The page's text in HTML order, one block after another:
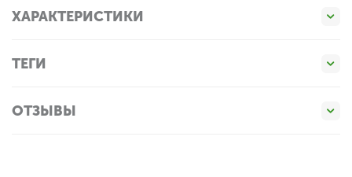
ХАРАКТЕРИСТИКИ
ТЕГИ
ОТЗЫВЫ